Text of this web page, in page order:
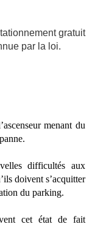
gratuit
par la loi.
menant du
difficultés aux
doivent s’acquitter
du parking.
cet état de fait